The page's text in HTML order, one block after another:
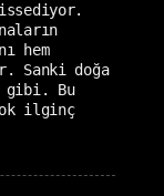
hem
Sanki doğa
gibi. Bu
ilginç